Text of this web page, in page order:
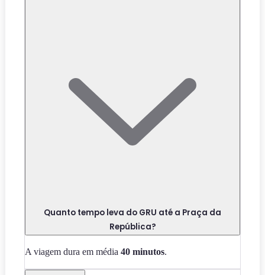
Quanto tempo leva do GRU até a Praça da
República?
A viagem dura em média 40 minutos.